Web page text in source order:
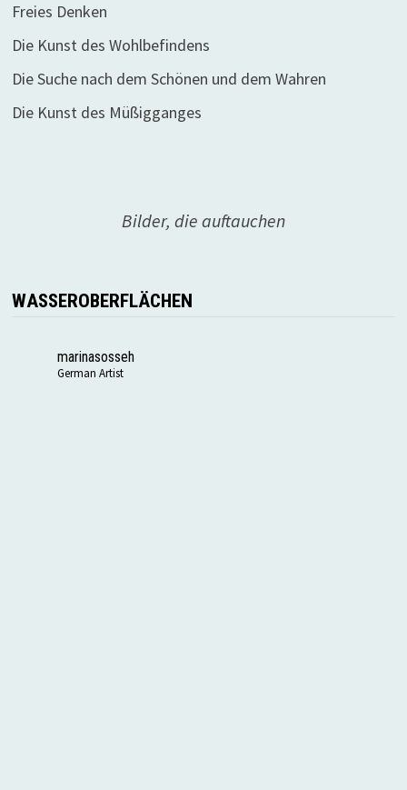
Freies Denken
Die Kunst des Wohlbefindens
Die Suche nach dem Schönen und dem Wahren
Die Kunst des Müßigganges
Bilder, die auftauchen
WASSEROBERFLÄCHEN
marinasosseh
German Artist